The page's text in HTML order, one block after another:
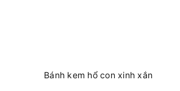
Bánh kem hổ con xinh xắn